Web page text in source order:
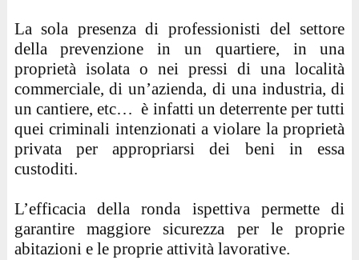
La sola presenza di professionisti del settore
della prevenzione in un quartiere, in una
proprietà isolata o nei pressi di una località
commerciale, di un’azienda, di una industria, di
un cantiere, etc… è infatti un deterrente per tutti
quei criminali intenzionati a violare la proprietà
privata per appropriarsi dei beni in essa
custoditi.
L’efficacia della ronda ispettiva permette di
garantire maggiore sicurezza per le proprie
abitazioni e le proprie attività lavorative.